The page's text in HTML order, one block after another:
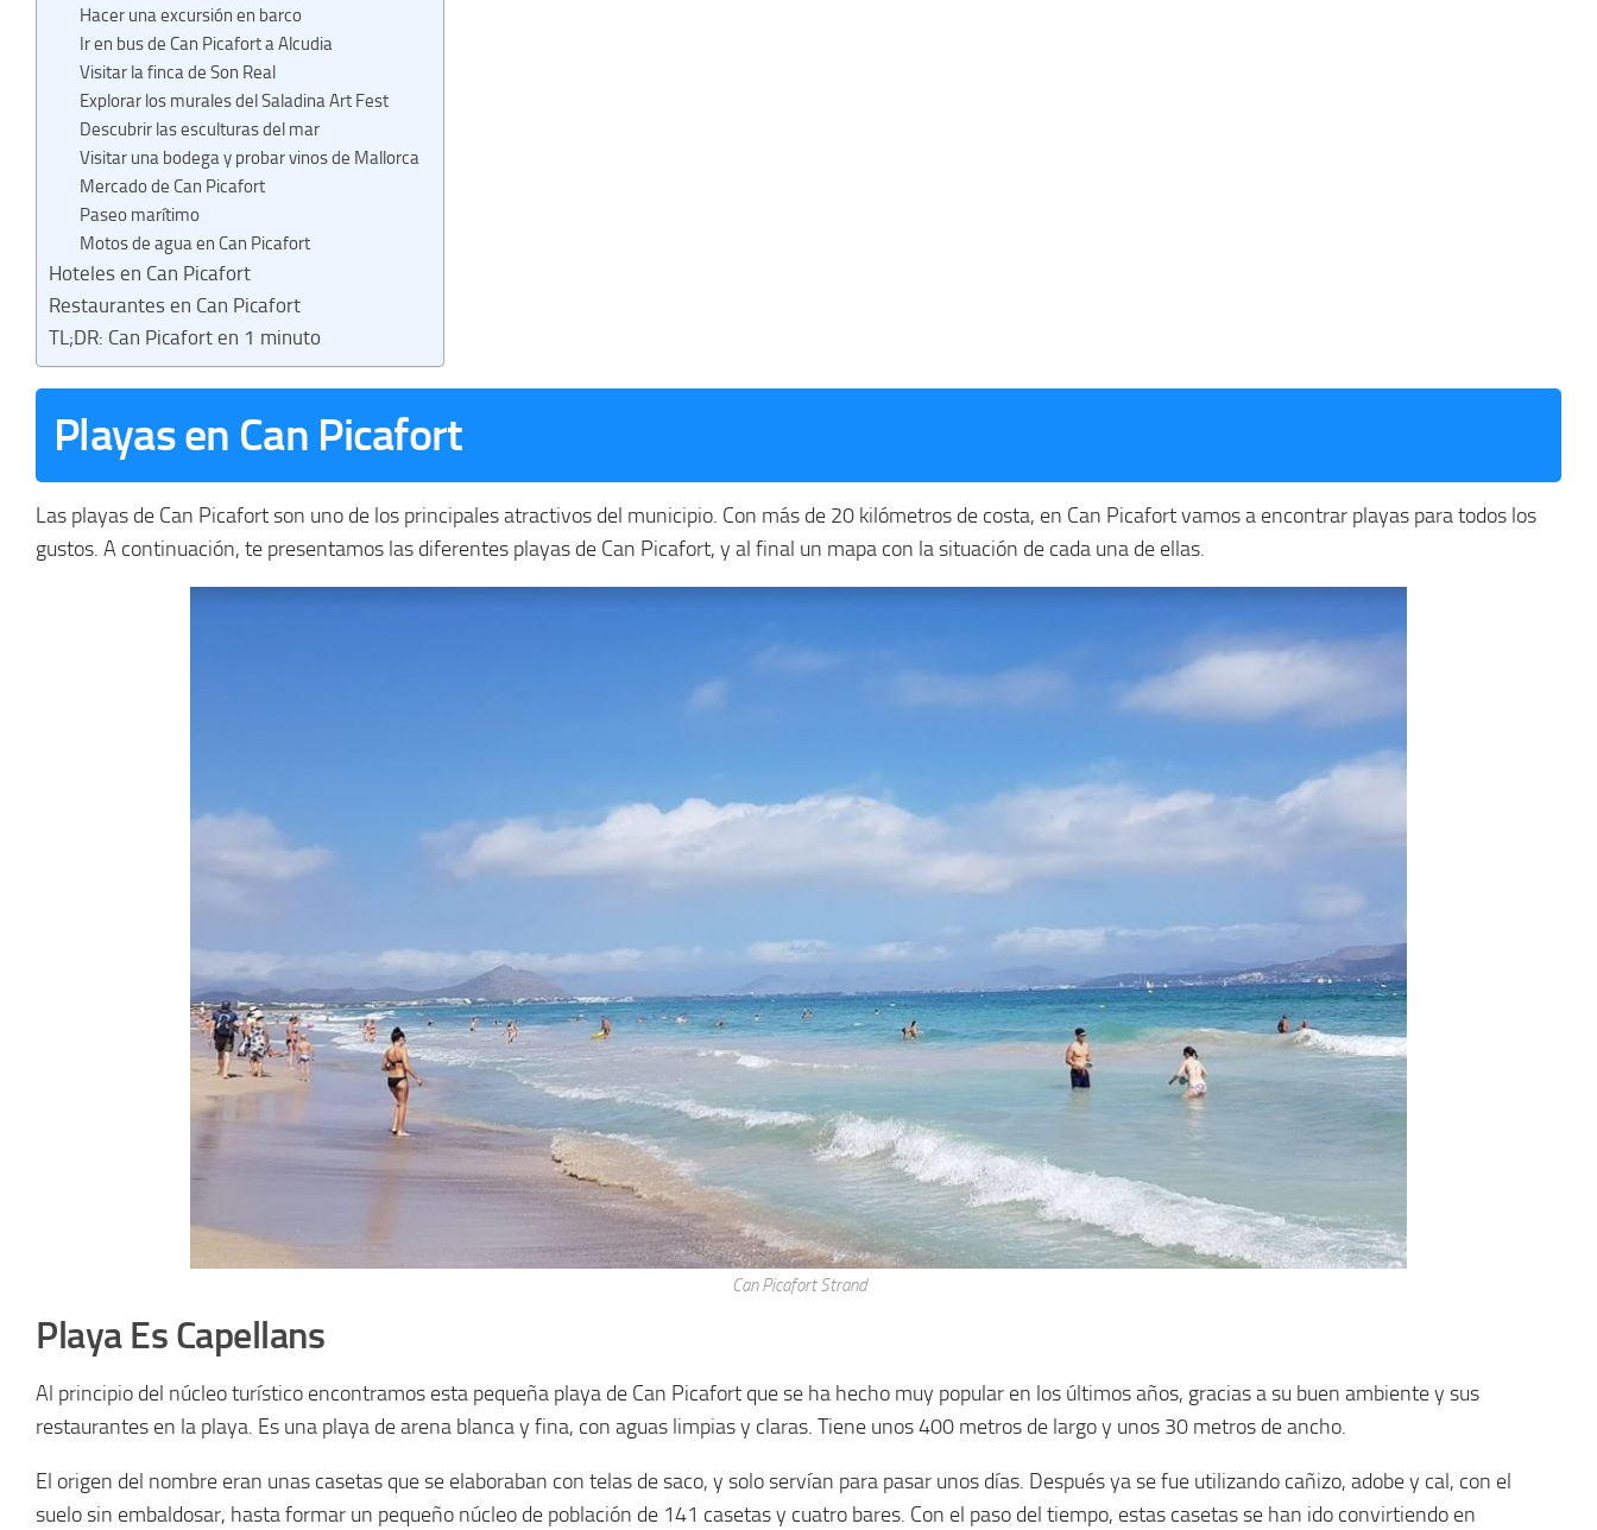
Hacer una excursión en barco
Ir en bus de Can Picafort a Alcudia
Visitar la finca de Son Real
Explorar los murales del Saladina Art Fest
Descubrir las esculturas del mar
Visitar una bodega y probar vinos de Mallorca
Mercado de Can Picafort
Paseo marítimo
Motos de agua en Can Picafort
Hoteles en Can Picafort
Restaurantes en Can Picafort
TL;DR: Can Picafort en 1 minuto
Playas en Can Picafort
Las playas de Can Picafort son uno de los principales atractivos del municipio. Con más de 20 kilómetros de costa, en Can Picafort vamos a encontrar playas para todos los
gustos. A continuación, te presentamos las diferentes playas de Can Picafort, y al final un mapa con la situación de cada una de ellas.
Can Picafort Strand
Playa Es Capellans
Al principio del núcleo turístico encontramos esta pequeña playa de Can Picafort que se ha hecho muy popular en los últimos años, gracias a su buen ambiente y sus
restaurantes en la playa. Es una playa de arena blanca y fina, con aguas limpias y claras. Tiene unos 400 metros de largo y unos 30 metros de ancho.
El origen del nombre eran unas casetas que se elaboraban con telas de saco, y solo servían para pasar unos días. Después ya se fue utilizando cañizo, adobe y cal, con el
suelo sin embaldosar, hasta formar un pequeño núcleo de población de 141 casetas y cuatro bares. Con el paso del tiempo, estas casetas se han ido convirtiendo en